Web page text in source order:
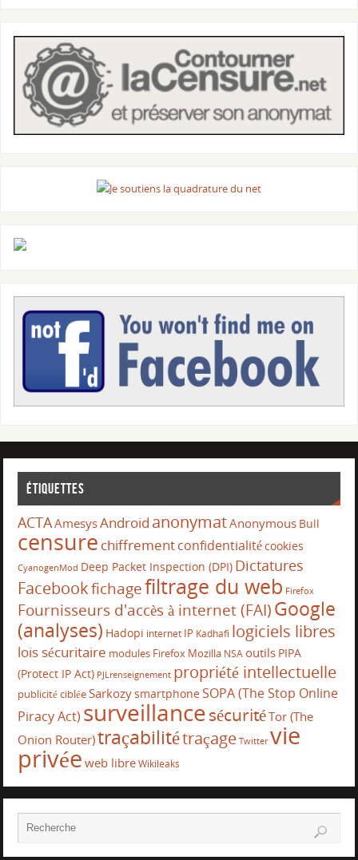
Étiquettes
ACTAAmesysAndroid anonymatAnonymous Bull
censure chiffrementconfidentialitécookies
CyanogenMod Deep Packet Inspection (DPI) Dictatures
Facebookfichagefiltrage du web Firefox
Fournisseurs d'accès à internet (FAI)Google
(analyses) Hadopi internet IP Kadhafi logiciels libres
lois sécuritaire modules Firefox Mozilla NSA outils PIPA
(Protect IP Act) PJLrenseignement propriété intellectuelle
publicité cibléeSarkozysmartphoneSOPA (The Stop Online
Piracy Act) surveillancesécuritéTor (The
Onion Router)traçabilitétraçage Twitter vie
privée web libreWikileaks